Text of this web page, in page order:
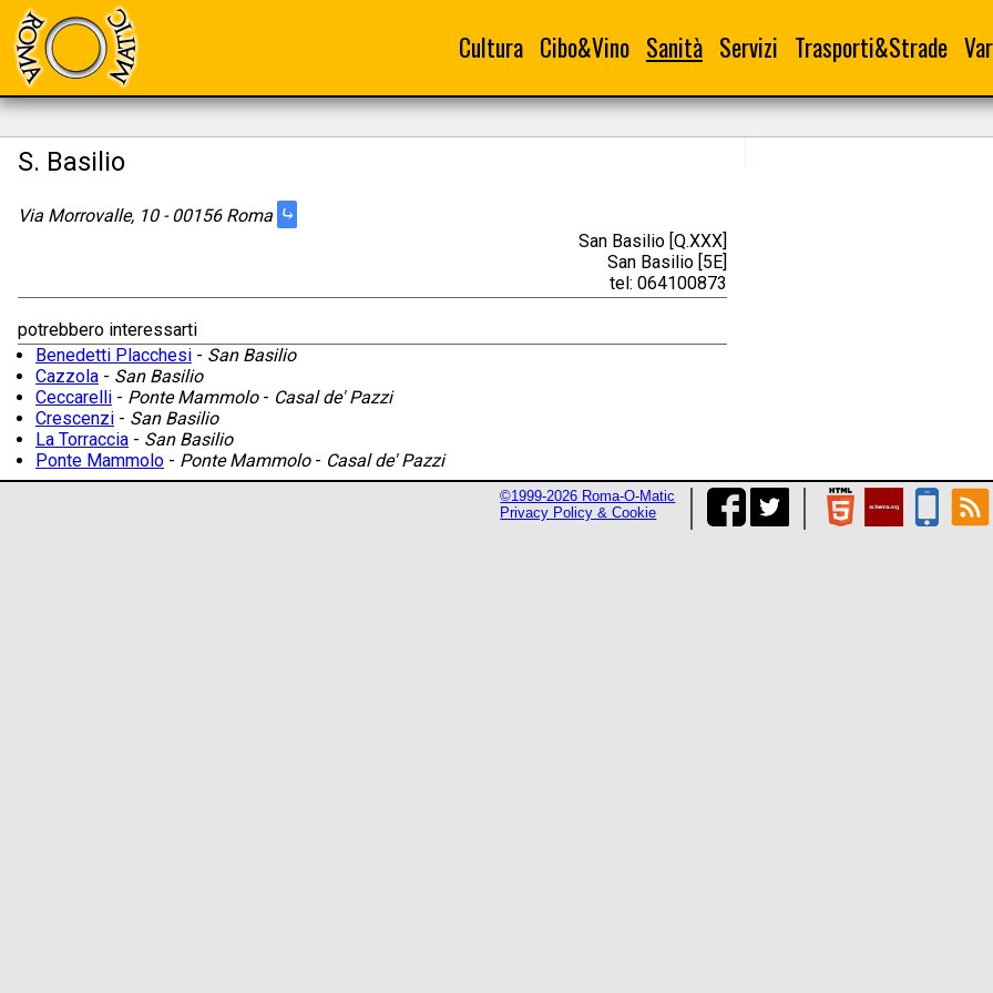
Cultura Cibo&Vino Sanità Servizi Trasporti&Strade
S. Basilio
Via Morrovalle, 10 - 00156 Roma ⤷
San Basilio [Q.XXX]
San Basilio [5E]
tel: 064100873
potrebbero interessarti
Benedetti Placchesi - San Basilio
Cazzola - San Basilio
Ceccarelli - Ponte Mammolo- Casal de' Pazzi
Crescenzi - San Basilio
La Torraccia - San Basilio
Ponte Mammolo - Ponte Mammolo- Casal de' Pazzi
©1999-2026 Roma-O-Matic
Privacy Policy & Cookie